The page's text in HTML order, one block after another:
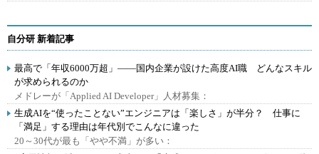
自分研 新着記事
最高で「年収6000万超」――国内企業が設けた高度AI職 どんなスキル
が求められるのか
メドレーが「Applied AI Developer」人材募集：
生成AIを“使ったことない”エンジニアは「楽しさ」が半分？ 仕事に
「満足」する理由は年代別でこんなに違った
20～30代が最も「やや不満」が多い：